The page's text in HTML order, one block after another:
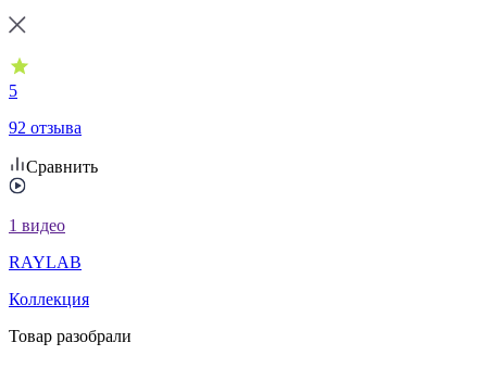
5
92 отзыва
Сравнить
1 видео
RAYLAВ
Коллекция
Товар разобрали